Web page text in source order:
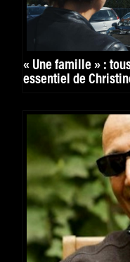
« Une famille » :
essentiel de